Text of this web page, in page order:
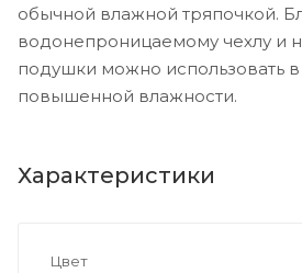
обычной влажной тряпочкой.
водонепроницаемому чехлу и
подушки можно использовать в
повышенной влажности.
Характеристики
Цвет